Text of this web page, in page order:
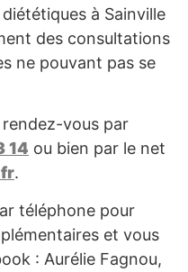
à Sainville
des consultations
ne pouvant pas se
vous par
14 ou bien par le net
.
téléphone pour
et vous
: Aurélie Fagnou,